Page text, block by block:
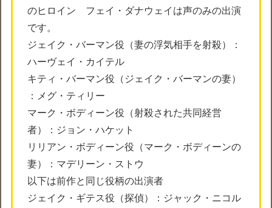
のヒロイン フェイ・ダナウェイは声のみの出演
です。
ジェイク・バーマン役（妻の浮気相手を射殺）：
ハーヴェイ・カイテル
キティ・バーマン役（ジェイク・バーマンの妻）
：メグ・ティリー
マーク・ボディーン役（射殺された共同経営
者）：ジョン・ハケット
リリアン・ボディーン役（マーク・ボディーンの
妻）：マデリーン・ストウ
以下は前作と同じ役柄の出演者
ジェイク・ギテス役（探偵）：ジャック・ニコル